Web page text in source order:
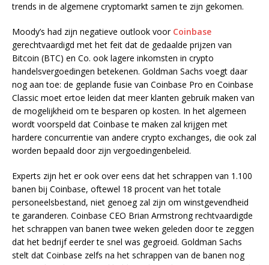
trends in de algemene cryptomarkt samen te zijn gekomen.
Moody’s had zijn negatieve outlook voor Coinbase
gerechtvaardigd met het feit dat de gedaalde prijzen van
Bitcoin (BTC) en Co. ook lagere inkomsten in crypto
handelsvergoedingen betekenen. Goldman Sachs voegt daar
nog aan toe: de geplande fusie van Coinbase Pro en Coinbase
Classic moet ertoe leiden dat meer klanten gebruik maken van
de mogelijkheid om te besparen op kosten. In het algemeen
wordt voorspeld dat Coinbase te maken zal krijgen met
hardere concurrentie van andere crypto exchanges, die ook zal
worden bepaald door zijn vergoedingenbeleid.
Experts zijn het er ook over eens dat het schrappen van 1.100
banen bij Coinbase, oftewel 18 procent van het totale
personeelsbestand, niet genoeg zal zijn om winstgevendheid
te garanderen. Coinbase CEO Brian Armstrong rechtvaardigde
het schrappen van banen twee weken geleden door te zeggen
dat het bedrijf eerder te snel was gegroeid. Goldman Sachs
stelt dat Coinbase zelfs na het schrappen van de banen nog